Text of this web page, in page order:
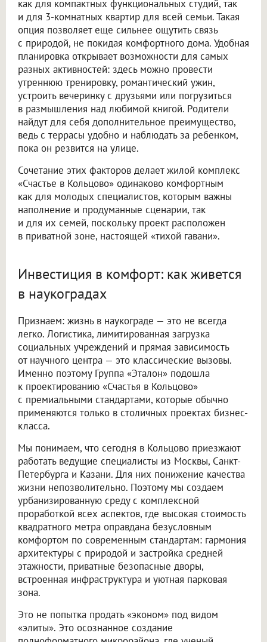
как для компактных функциональных студий, так
и для 3-комнатных квартир для всей семьи. Такая
опция позволяет еще сильнее ощутить связь
с природой, не покидая комфортного дома. Удобная
планировка открывает возможности для самых
разных активностей: здесь можно провести
утреннюю тренировку, романтический ужин,
устроить вечеринку с друзьями или погрузиться
в размышления над любимой книгой. Родители
найдут для себя дополнительное преимущество,
ведь с террасы удобно и наблюдать за ребенком,
пока он резвится на улице.
Сочетание этих факторов делает жилой комплекс
«Счастье в Кольцово» одинаково комфортным
как для молодых специалистов, которым важны
наполнение и продуманные сценарии, так
и для их семей, поскольку проект расположен
в приватной зоне, настоящей «тихой гавани».
Инвестиция в комфорт: как живется
в наукоградах
Признаем: жизнь в наукограде — это не всегда
легко. Логистика, лимитированная загрузка
социальных учреждений и прямая зависимость
от научного центра — это классические вызовы.
Именно поэтому Группа «Эталон» подошла
к проектированию «Счастья в Кольцово»
с премиальными стандартами, которые обычно
применяются только в столичных проектах бизнес-
класса.
Мы понимаем, что сегодня в Кольцово приезжают
работать ведущие специалисты из Москвы, Санкт-
Петербурга и Казани. Для них понижение качества
жизни непозволительно. Поэтому мы создаем
урбанизированную среду с комплексной
проработкой всех аспектов, где высокая стоимость
квадратного метра оправдана безусловным
комфортом по современным стандартам: гармония
архитектуры с природой и застройка средней
этажности, приватные безопасные дворы,
встроенная инфраструктура и уютная парковая
зона.
Это не попытка продать «эконом» под видом
«элиты». Это осознанное создание